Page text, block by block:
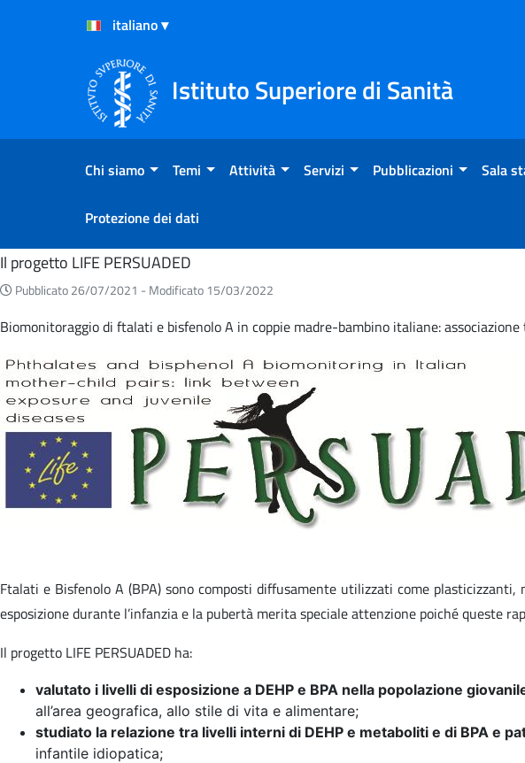
Salta al Contenuto
Salta al Footer
Istituto Superiore di Sanità
Chi siamo Temi Attività Servizi Pubblicazioni Sala
Protezione dei dati
Home
Il progetto LIFE PERSUADED
Pubblicato 26/07/2021 - Modificato 15/03/2022
Biomonitoraggio di ftalati e bisfenolo A in coppie madre-bambino italiane:
Ftalati e Bisfenolo A (BPA) sono composti diffusamente utilizzati come
esposizione durante l’infanzia e la pubertà merita speciale attenzione poiché queste
Il progetto LIFE PERSUADED ha:
valutato i livelli di esposizione a DEHP e BPA nella popolazione
all’area geografica, allo stile di vita e alimentare;
studiato la relazione tra livelli interni di DEHP e metaboliti e di BPA e
infantile idiopatica;